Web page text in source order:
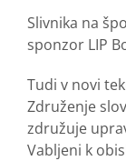
Slivnika na
sponzor LIP
Tudi v novi
Združenje
združuje
Vabljeni k